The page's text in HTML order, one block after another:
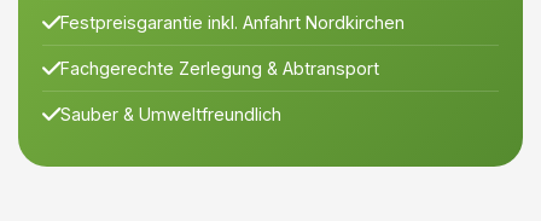
Festpreisgarantie inkl. Anfahrt Nordkirchen
Fachgerechte Zerlegung & Abtransport
Sauber & Umweltfreundlich